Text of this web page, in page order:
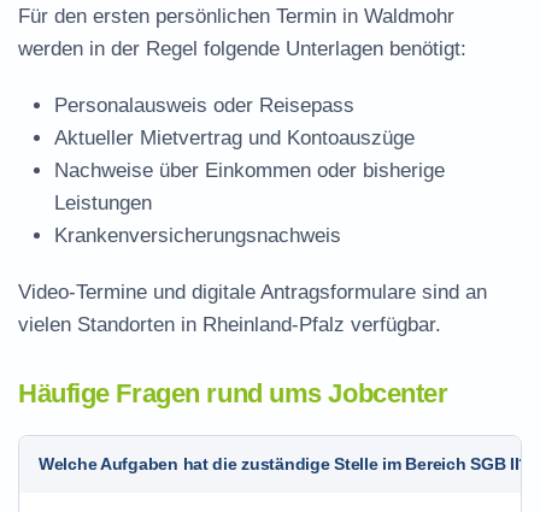
Für den ersten persönlichen Termin in Waldmohr
werden in der Regel folgende Unterlagen benötigt:
Personalausweis oder Reisepass
Aktueller Mietvertrag und Kontoauszüge
Nachweise über Einkommen oder bisherige
Leistungen
Krankenversicherungsnachweis
Video-Termine und digitale Antragsformulare sind an
vielen Standorten in Rheinland-Pfalz verfügbar.
Häufige Fragen rund ums Jobcenter
Welche Aufgaben hat die zuständige Stelle im Bereich SGB II?